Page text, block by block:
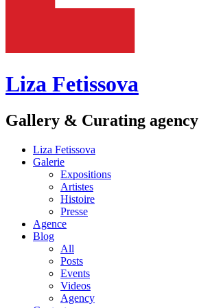
Liza Fetissova
Gallery & Curating agency
Liza Fetissova
Galerie
Expositions
Artistes
Histoire
Presse
Agence
Blog
All
Posts
Events
Videos
Agency